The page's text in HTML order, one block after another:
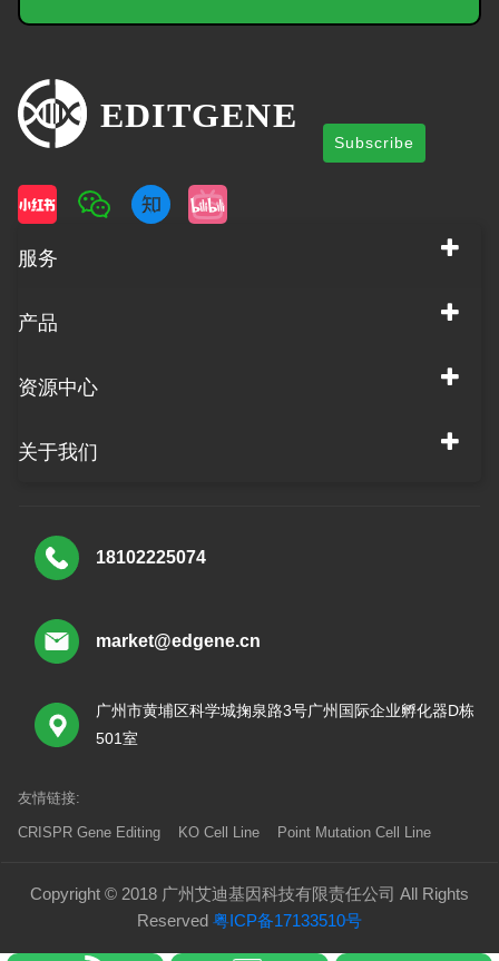
Subscribe
服务
产品
资源中心
关于我们
18102225074
market@edgene.cn
广州市黄埔区科学城掬泉路3号广州国际企业孵化器D栋
501室
友情链接:
CRISPR Gene Editing KO Cell Line Point Mutation Cell Line
Copyright © 2018 广州艾迪基因科技有限责任公司 All Rights
Reserved 粤ICP备17133510号